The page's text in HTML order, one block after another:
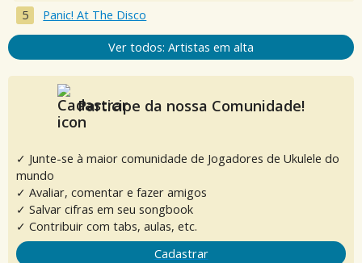
Panic! At The Disco
Ver todos: Artistas em alta
Participe da nossa Comunidade!
✓ Junte-se à maior comunidade de Jogadores de Ukulele do
mundo
✓ Avaliar, comentar e fazer amigos
✓ Salvar cifras em seu songbook
✓ Contribuir com tabs, aulas, etc.
Cadastrar